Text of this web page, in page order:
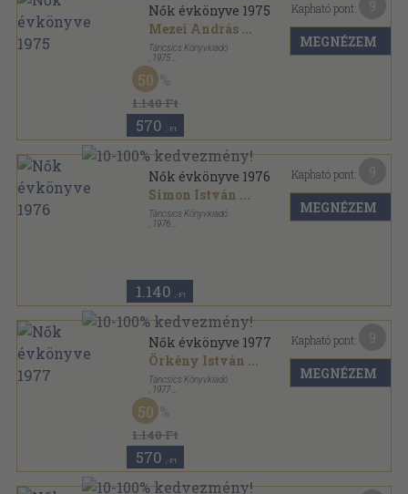
Nők évkönyve 1975
Mezei András ...
Táncsics Könyvkiadó
1975
Fűzött kemény papírkötés
Nők évkönyve sorozat
1.140 Ft
50
570 ,-Ft
Kapható pont:
MEGNÉZEM
Nők évkönyve 1976
Simon István ...
Táncsics Könyvkiadó
1976
1.140 ,-Ft
Kapható pont:
MEGNÉZEM
Nők évkönyve 1977
Örkény István ...
Táncsics Könyvkiadó
1977
Fűzött kemény papírkötés
Nők évkönyve sorozat
1.140 Ft
50
570 ,-Ft
Kapható pont:
MEGNÉZEM